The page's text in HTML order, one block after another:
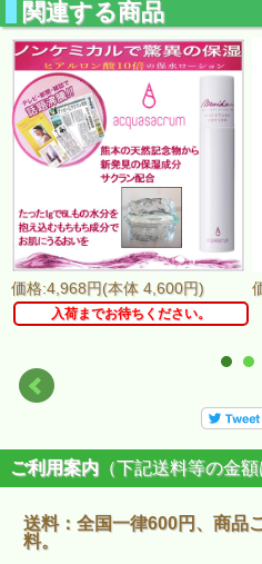
関連する商品
価格:4,968円(本体 4,600円)
入荷までお待ちください。
ご利用案内 （下記送料等の金
送料：全国一律600円、商品
料。